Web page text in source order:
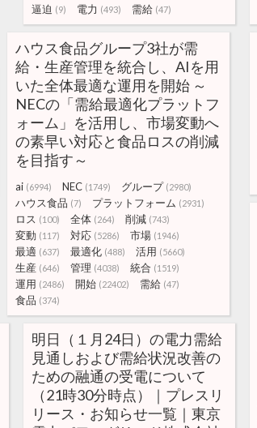
逼迫 (9) 電力 (493) 需給 (47)
ハウス食品グループ3社が需
給・生産管理を統合し、AIを用
いた全体最適な運用を開始 ～
NECの「需給最適化プラットフ
ォーム」を活用し、市場変動へ
の素早い対応と食品ロスの削減
を目指す～
ai (6994) NEC (1749) グループ (2980)
ハウス食品 (7) プラットフォーム (2931)
ロス (100) 全体 (264) 削減 (743)
変動 (117) 対応 (5286) 市場 (1946)
最適 (637) 最適化 (488) 活用 (5660)
生産 (646) 管理 (4038) 統合 (1519)
運用 (2486) 開始 (22402) 需給 (47)
食品 (374)
明日（１月24日）の電力需給
見通しおよび需給状況改善の
ための融通の受電について
（21時30分時点）｜プレスリ
リース・お知らせ一覧｜東京